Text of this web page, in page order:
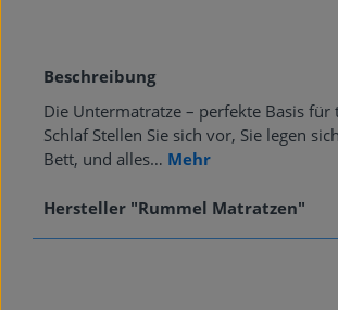
Beschreibung
Die Untermatratze – perfekte Basis für
Schlaf Stellen Sie sich vor, Sie legen
Bett, und alles… Mehr
Hersteller "Rummel Matratzen"